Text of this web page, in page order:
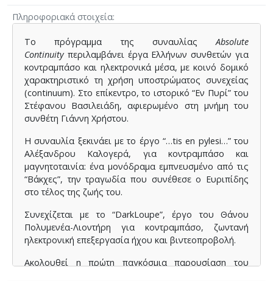
Πληροφοριακά στοιχεία
Το πρόγραμμα της συναυλίας Absolute
Continuity περιλαμβάνει έργα Ελλήνων συνθετών για
κοντραμπάσο και ηλεκτρονικά μέσα, με κοινό δομικό
χαρακτηριστικό τη χρήση υποστρώματος συνεχείας
(continuum). Στο επίκεντρο, το ιστορικό “Εν Πυρί” του
Στέφανου Βασιλειάδη, αφιερωμένο στη μνήμη του
συνθέτη Γιάννη Χρήστου.
Η συναυλία ξεκινάει με το έργο “…tis en pylesi…” του
Αλέξανδρου Καλογερά, για κοντραμπάσο και
μαγνητοταινία: ένα μονόδραμα εμπνευσμένο από τις
“Βάκχες”, την τραγωδία που συνέθεσε ο Ευριπίδης
στο τέλος της ζωής του.
Συνεχίζεται με το “DarkLoupe”, έργο του Θάνου
Πολυμενέα-Λιοντήρη για κοντραμπάσο, ζωντανή
ηλεκτρονική επεξεργασία ήχου και βιντεοπροβολή.
Ακολουθεί η πρώτη παγκόσμια παρουσίαση του